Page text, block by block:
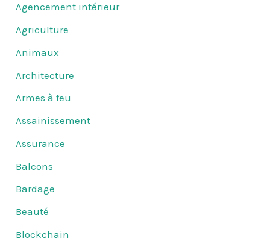
Agencement intérieur
Agriculture
Animaux
Architecture
Armes à feu
Assainissement
Assurance
Balcons
Bardage
Beauté
Blockchain